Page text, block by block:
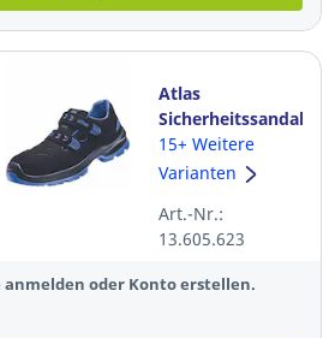
Atlas
Sicherheitssandale
SL465 XP BLUE
22400, ESD, S1P
Größe 43
15+ Weitere
Varianten
Art.-Nr.:
13.605.623
anmelden oder Konto erstellen.